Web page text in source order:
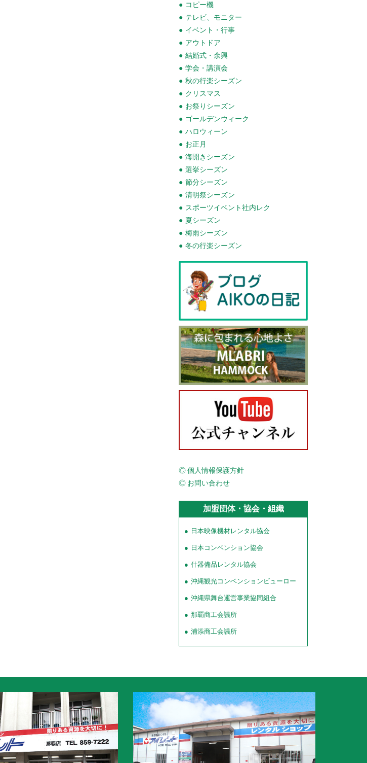
コピー機
テレビ、モニター
イベント・行事
アウトドア
結婚式・余興
学会・講演会
秋の行楽シーズン
クリスマス
お祭りシーズン
ゴールデンウィーク
ハロウィーン
お正月
海開きシーズン
選挙シーズン
節分シーズン
清明祭シーズン
スポーツイベント社内レク
夏シーズン
梅雨シーズン
冬の行楽シーズン
個人情報保護方針
お問い合わせ
加盟団体・協会・組織
日本映像機材レンタル協会
日本コンベンション協会
什器備品レンタル協会
沖縄観光コンベンションビューロー
沖縄県舞台運営事業協同組合
那覇商工会議所
浦添商工会議所